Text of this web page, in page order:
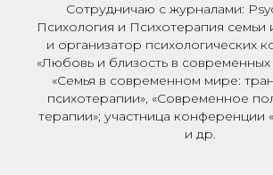
Сотрудничаю с журналами:
Психология и Психотерапия семьи
и организатор психологических
«Любовь и близость в
«Семья в современном мире:
психотерапии», «Современное
терапии»; участница конференции
и др.